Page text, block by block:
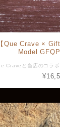
【Que Crave ×
Model